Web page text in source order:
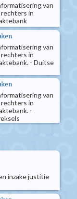
van
in
van
in
- Duitse
van
in
-
inzake justitie